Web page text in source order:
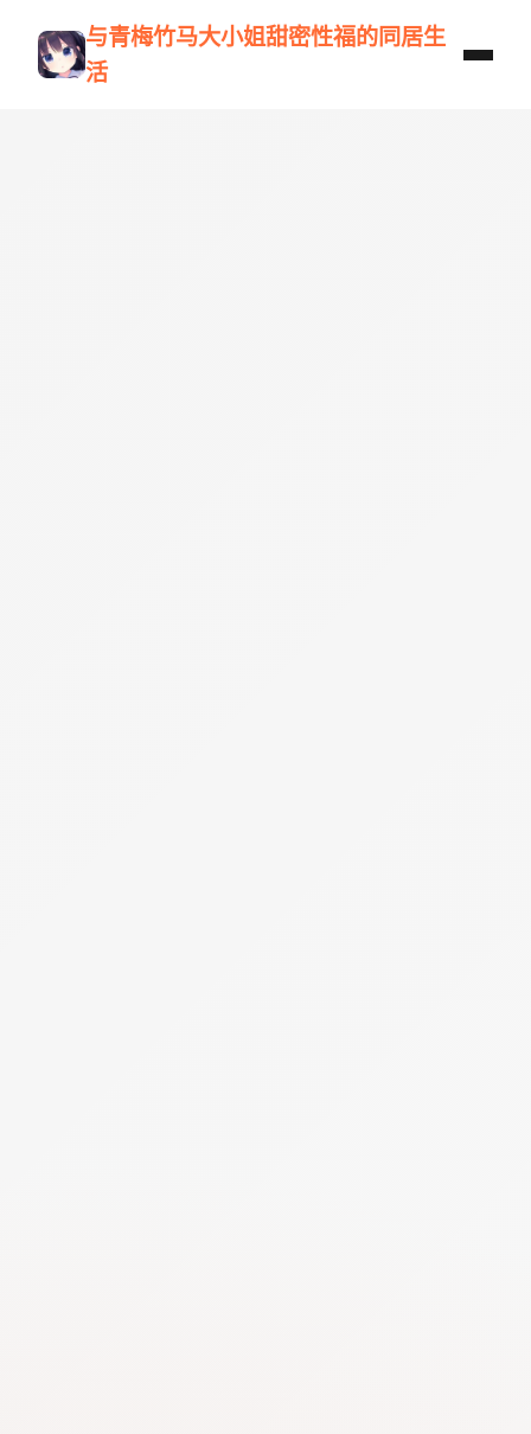
与青梅竹马大小姐甜密性福的同居生
活